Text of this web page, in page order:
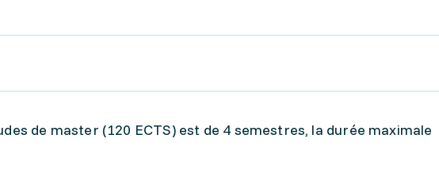
de master (120 ECTS) est de 4 semestres, la durée maximale